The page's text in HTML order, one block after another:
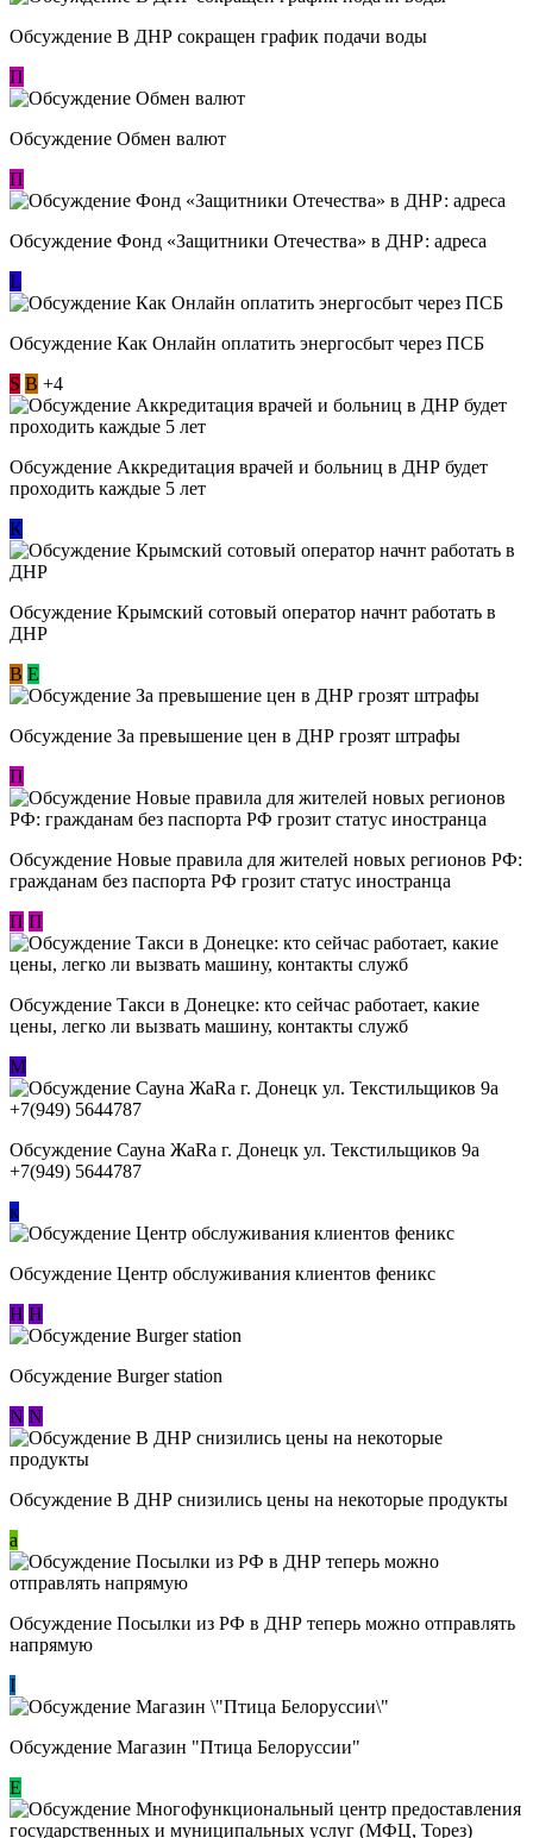
Обсуждение В ДНР сокращен график подачи воды
П
Обсуждение Обмен валют
П
Обсуждение Фонд «Защитники Отечества» в ДНР: адреса
L
Обсуждение ​Как Онлайн оплатить энергосбыт через ПСБ
S В +4
Обсуждение Аккредитация врачей и больниц в ДНР будет
проходить каждые 5 лет
К
Обсуждение Крымский сотовый оператор начнт работать в
ДНР
В E
Обсуждение За превышение цен в ДНР грозят штрафы
П
Обсуждение Новые правила для жителей новых регионов РФ:
гражданам без паспорта РФ грозит статус иностранца
П П
Обсуждение ​Такси в Донецке: кто сейчас работает, какие
цены, легко ли вызвать машину, контакты служб
М
Обсуждение Сауна ЖаRa г. Донецк ул. Текстильщиков 9а
+7(949) 5644787
к
Обсуждение Центр обслуживания клиентов феникс
Н Н
Обсуждение Burger station
N N
Обсуждение В ДНР снизились цены на некоторые продукты
a
Обсуждение Посылки из РФ в ДНР теперь можно отправлять
напрямую
I
Обсуждение Магазин "Птица Белоруссии"
Е